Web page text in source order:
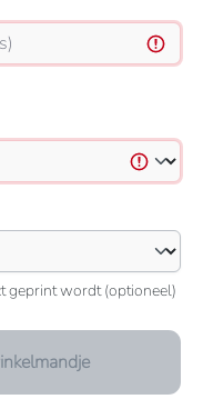
geprint wordt (optioneel)
gewenste